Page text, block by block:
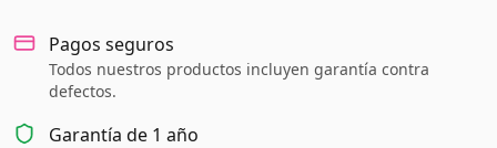
Pagos seguros
Todos nuestros productos incluyen garantía contra
defectos.
Garantía de 1 año